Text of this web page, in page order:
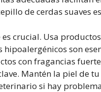
de cerdas suaves
crucial. Usa
son
con fragancias
Mantén la piel de
si hay